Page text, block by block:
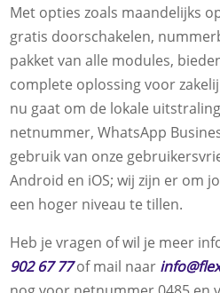
Met opties zoals maandelijks
gratis doorschakelen,
pakket van alle modules,
complete oplossing voor
nu gaat om de lokale
netnummer, WhatsApp
gebruik van onze
Android en iOS; wij zijn er om
een hoger niveau te tillen.
Heb je vragen of wil je meer
902 67 77of mail naar